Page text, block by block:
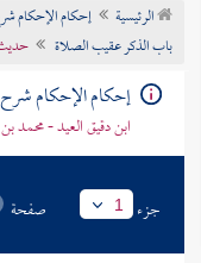
تراجم الأعلام
الرئيسية إحكام الإحكام
باب الذكر عقيب الصلاة
حديث
إحكام الإحكام
ابن دقيق العيد -
جزء 1 صفحة